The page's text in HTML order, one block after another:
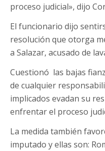
proceso judicial», dijo
El funcionario dijo
resolución que otorga
a Salazar, acusado de
Cuestionó las bajas
de cualquier
implicados evadan su
enfrentar el proceso
La medida también
imputado y ellas son: